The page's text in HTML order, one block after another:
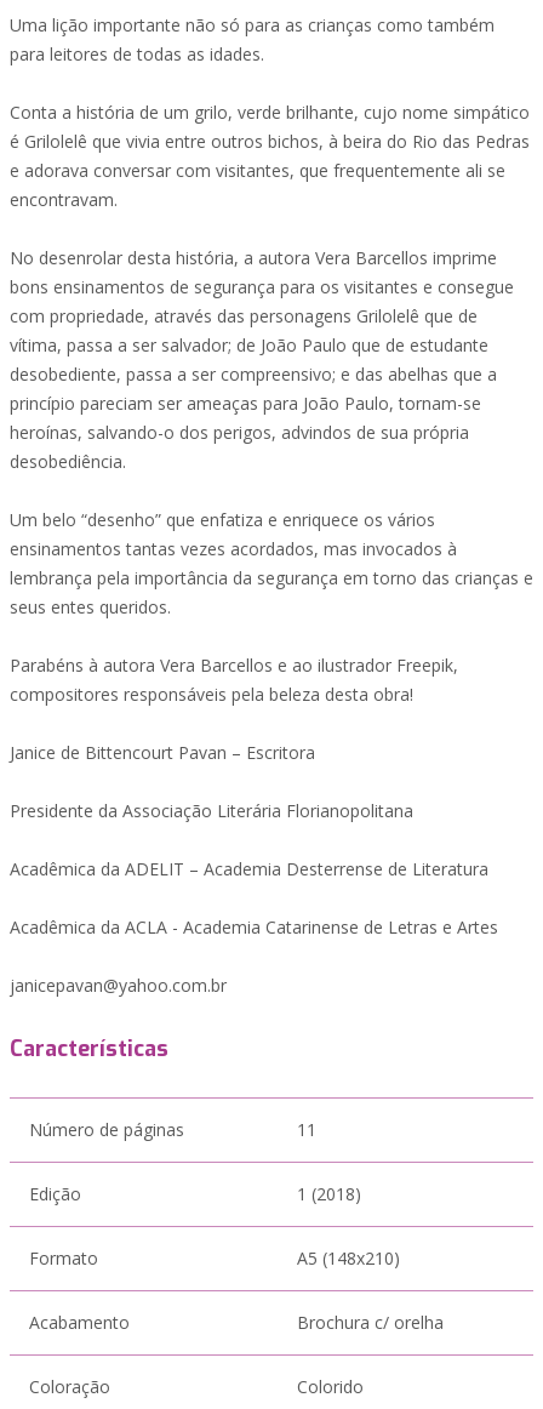
Uma lição importante não só para as crianças como também
para leitores de todas as idades.
Conta a história de um grilo, verde brilhante, cujo nome simpático
é Grilolelê que vivia entre outros bichos, à beira do Rio das Pedras
e adorava conversar com visitantes, que frequentemente ali se
encontravam.
No desenrolar desta história, a autora Vera Barcellos imprime
bons ensinamentos de segurança para os visitantes e consegue
com propriedade, através das personagens Grilolelê que de
vítima, passa a ser salvador; de João Paulo que de estudante
desobediente, passa a ser compreensivo; e das abelhas que a
princípio pareciam ser ameaças para João Paulo, tornam-se
heroínas, salvando-o dos perigos, advindos de sua própria
desobediência.
Um belo “desenho” que enfatiza e enriquece os vários
ensinamentos tantas vezes acordados, mas invocados à
lembrança pela importância da segurança em torno das crianças e
seus entes queridos.
Parabéns à autora Vera Barcellos e ao ilustrador Freepik,
compositores responsáveis pela beleza desta obra!
Janice de Bittencourt Pavan – Escritora
Presidente da Associação Literária Florianopolitana
Acadêmica da ADELIT – Academia Desterrense de Literatura
Acadêmica da ACLA - Academia Catarinense de Letras e Artes
janicepavan@yahoo.com.br
Características
Número de páginas 11
Edição 1 (2018)
Formato A5 (148x210)
Acabamento Brochura c/ orelha
Coloração Colorido